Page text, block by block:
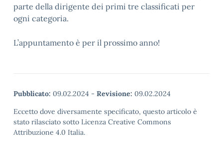
parte della dirigente dei primi tre classificati per
ogni categoria.
L’appuntamento è per il prossimo anno!
Pubblicato: 09.02.2024 - Revisione: 09.02.2024
Eccetto dove diversamente specificato, questo articolo è
stato rilasciato sotto Licenza Creative Commons
Attribuzione 4.0 Italia.